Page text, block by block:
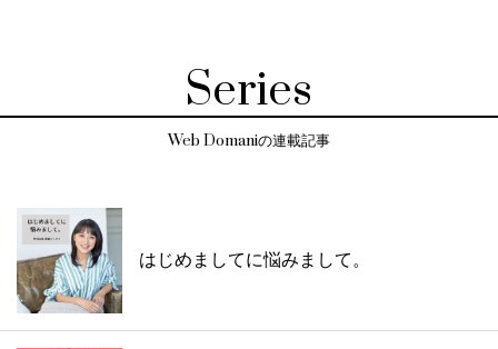
Series
Web Domaniの連載記事
はじめましてに悩みまして。